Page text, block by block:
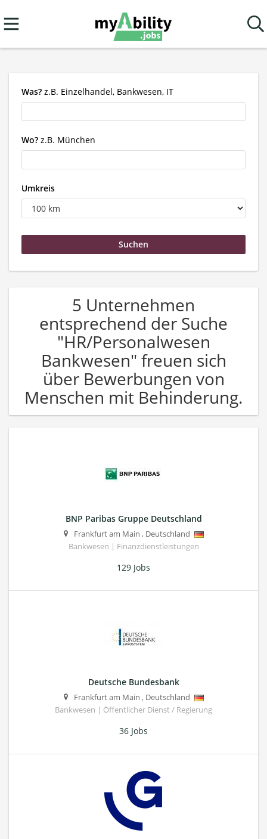
Was? z.B. Einzelhandel, Bankwesen, IT
Wo? z.B. München
Umkreis
5 Unternehmen
entsprechend der Suche
"HR/Personalwesen
Bankwesen" freuen sich
über Bewerbungen von
Menschen mit Behinderung.
BNP Paribas Gruppe Deutschland
Frankfurt am Main , Deutschland
Bankwesen | Finanzdienstleistungen
129 Jobs
Deutsche Bundesbank
Frankfurt am Main , Deutschland
Bankwesen | Öffentlicher Dienst / Regierung
36 Jobs